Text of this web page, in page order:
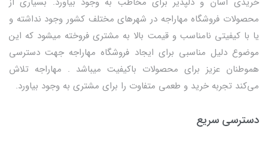
محصولات فروشگاه مهاراجه در شهرهای مختلف کشور وجود نداشته و
یا با کیفیتی نامناسب و قیمت بالا به مشتری فروخته میشود که این
موضوع دلیل مناسبی برای ایجاد فروشگاه مهاراجه جهت دسترسی
هموطنان عزیز برای محصولات باکیفیت میباشد . مهاراجه تلاش
می‌کند تجربه خرید و طعمی متفاوت را برای مشتری به وجود بیاورد.
دسترسی سریع